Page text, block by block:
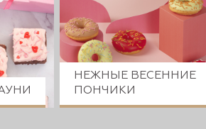
НЕЖНЫЕ ВЕСЕННИЕ
ПОНЧИКИ